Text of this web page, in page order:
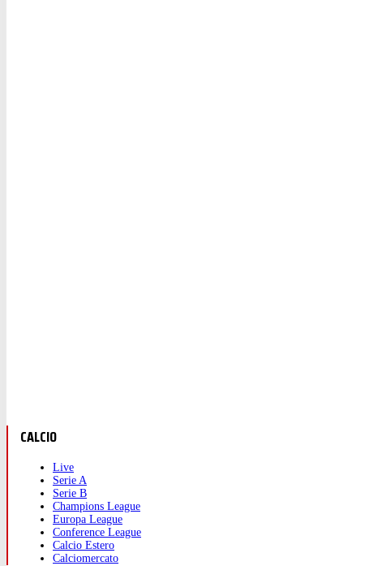
CALCIO
Live
Serie A
Serie B
Champions League
Europa League
Conference League
Calcio Estero
Calciomercato